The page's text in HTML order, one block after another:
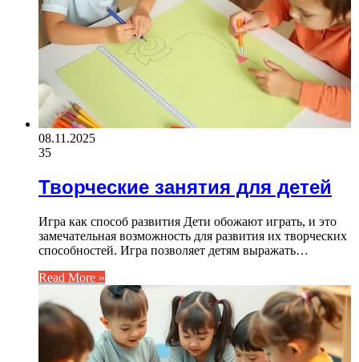
08.11.2025
35
Творческие занятия для детей
Игра как способ развития Дети обожают играть, и это
замечательная возможность для развития их творческих
способностей. Игра позволяет детям выражать…
Read More »